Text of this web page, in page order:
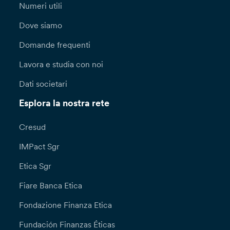
Numeri utili
Dove siamo
Domande frequenti
Lavora e studia con noi
Dati societari
Esplora la nostra rete
Cresud
IMPact Sgr
Etica Sgr
Fiare Banca Etica
Fondazione Finanza Etica
Fundación Finanzas Éticas